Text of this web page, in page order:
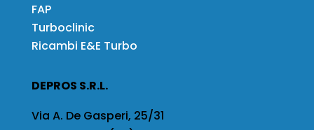
FAP
Turboclinic
Ricambi E&E Turbo
DEPROS S.R.L.
Via A. De Gasperi, 25/31